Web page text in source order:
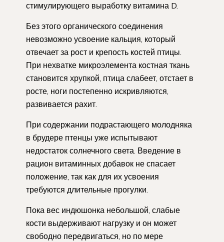
стимулирующего выработку витамина D.
Без этого органического соединения
невозможно усвоение кальция, который
отвечает за рост и крепость костей птицы.
При нехватке микроэлемента костная ткань
становится хрупкой, птица слабеет, отстает в
росте, ноги постепенно искривляются,
развивается рахит.
При содержании подрастающего молодняка
в брудере птенцы уже испытывают
недостаток солнечного света. Введение в
рацион витаминных добавок не спасает
положение, так как для их усвоения
требуются длительные прогулки.
Пока вес индюшонка небольшой, слабые
кости выдерживают нагрузку и он может
свободно передвигаться, но по мере